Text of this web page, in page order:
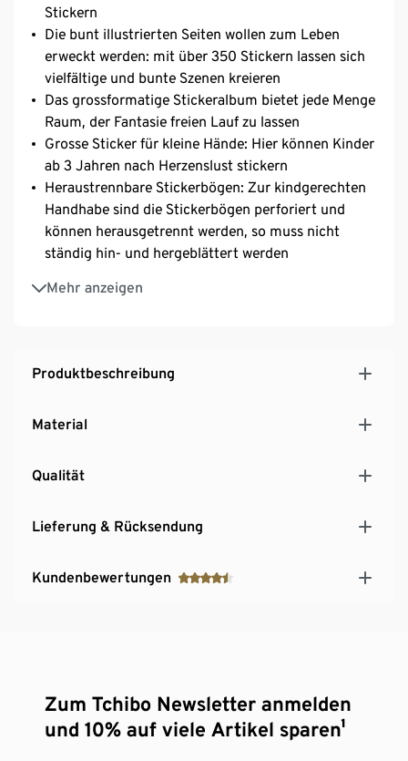
Stickern
Die bunt illustrierten Seiten wollen zum Leben
erweckt werden: mit über 350 Stickern lassen sich
vielfältige und bunte Szenen kreieren
Das grossformatige Stickeralbum bietet jede Menge
Raum, der Fantasie freien Lauf zu lassen
Grosse Sticker für kleine Hände: Hier können Kinder
ab 3 Jahren nach Herzenslust stickern
Heraustrennbare Stickerbögen: Zur kindgerechten
Handhabe sind die Stickerbögen perforiert und
können herausgetrennt werden, so muss nicht
ständig hin- und hergeblättert werden
Mehr anzeigen
Tolle Beschäftigung: Ob zu Hause oder unterwegs,
mit dem Stickerbuch können sich die Kinder gut
Produktbeschreibung
Material
Qualität
Lieferung & Rücksendung
Kundenbewertungen
Zum Tchibo Newsletter anmelden
und 10% auf viele Artikel sparen¹